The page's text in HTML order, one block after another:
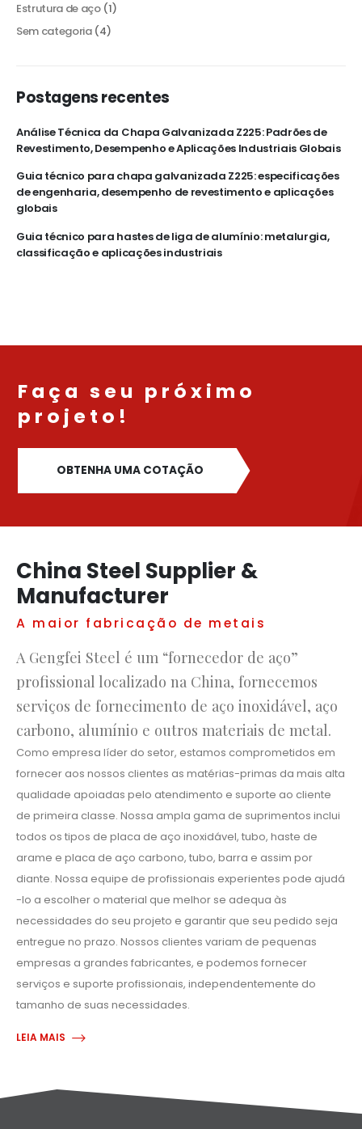
Estrutura de aço(1)
Sem categoria(4)
Postagens recentes
Análise Técnica da Chapa Galvanizada Z225: Padrões de
Revestimento, Desempenho e Aplicações Industriais Globais
Guia técnico para chapa galvanizada Z225: especificações
de engenharia, desempenho de revestimento e aplicações
globais
Guia técnico para hastes de liga de alumínio: metalurgia,
classificação e aplicações industriais
Faça seu próximo
projeto!
OBTENHA UMA COTAÇÃO
China Steel Supplier &
Manufacturer
A maior fabricação de metais
A Gengfei Steel é um “fornecedor de aço”
profissional localizado na China, fornecemos
serviços de fornecimento de aço inoxidável, aço
carbono, alumínio e outros materiais de metal.
Como empresa líder do setor, estamos comprometidos em
fornecer aos nossos clientes as matérias-primas da mais alta
qualidade apoiadas pelo atendimento e suporte ao cliente
de primeira classe. Nossa ampla gama de suprimentos inclui
todos os tipos de placa de aço inoxidável, tubo, haste de
arame e placa de aço carbono, tubo, barra e assim por
diante. Nossa equipe de profissionais experientes pode ajudá
-lo a escolher o material que melhor se adequa às
necessidades do seu projeto e garantir que seu pedido seja
entregue no prazo. Nossos clientes variam de pequenas
empresas a grandes fabricantes, e podemos fornecer
serviços e suporte profissionais, independentemente do
tamanho de suas necessidades.
LEIA MAIS